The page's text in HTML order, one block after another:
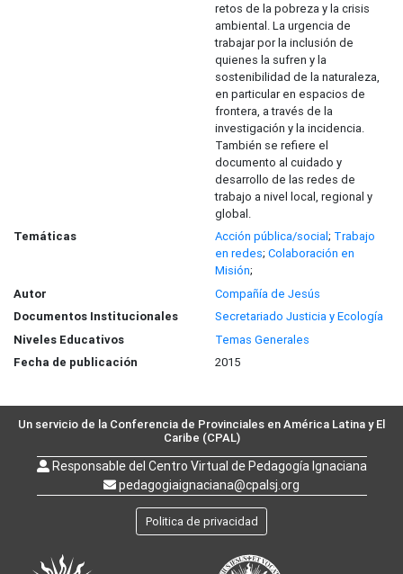
retos de la pobreza y la crisis
ambiental. La urgencia de
trabajar por la inclusión de
quienes la sufren y la
sostenibilidad de la naturaleza,
en particular en espacios de
frontera, a través de la
investigación y la incidencia.
También se refiere el
documento al cuidado y
desarrollo de las redes de
trabajo a nivel local, regional y
global.
Temáticas
Acción pública/social; Trabajo
en redes; Colaboración en
Misión;
Autor
Compañía de Jesús
Documentos Institucionales
Secretariado Justicia y Ecología
Niveles Educativos
Temas Generales
Fecha de publicación
2015
Un servicio de la Conferencia de Provinciales en América Latina y El
Caribe (CPAL)
Responsable del Centro Virtual de Pedagogía Ignaciana
pedagogiaignaciana@cpalsj.org
Politica de privacidad